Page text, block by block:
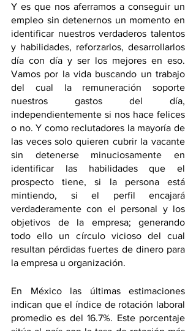
Y es que nos aferramos a conseguir un
empleo sin detenernos un momento en
identificar nuestros verdaderos talentos
y habilidades, reforzarlos, desarrollarlos
día con día y ser los mejores en eso.
Vamos por la vida buscando un trabajo
del cual la remuneración soporte
nuestros gastos del día,
independientemente si nos hace felices
o no. Y como reclutadores la mayoría de
las veces solo quieren cubrir la vacante
sin detenerse minuciosamente en
identificar las habilidades que el
prospecto tiene, si la persona está
mintiendo, si el perfil encajará
verdaderamente con el personal y los
objetivos de la empresa; generando
todo ello un círculo vicioso del cual
resultan pérdidas fuertes de dinero para
la empresa u organización.
En México las últimas estimaciones
indican que el índice de rotación laboral
promedio es del 16.7%. Este porcentaje